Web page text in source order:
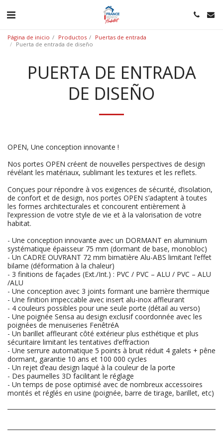
Página de inicio Productos
Puertas de entrada
Puerta de entrada de diseño
PUERTA DE ENTRADA
DE DISEÑO
OPEN, Une conception innovante !
Nos portes OPEN créent de nouvelles perspectives de design
révélant les matériaux, sublimant les textures et les reflets.
Conçues pour répondre à vos exigences de sécurité, d’isolation,
de confort et de design, nos portes OPEN s’adaptent à toutes
les formes architecturales et concourent entièrement à
l’expression de votre style de vie et à la valorisation de votre
habitat.
- Une conception innovante avec un DORMANT en aluminium
systématique épaisseur 75 mm (dormant de base, monobloc)
- Un CADRE OUVRANT 72 mm bimatière Alu-ABS limitant l’effet
bilame (déformation à la chaleur)
- 3 finitions de façades (Ext./Int.) : PVC / PVC – ALU / PVC – ALU
/ALU
- Une conception avec 3 joints formant une barrière thermique
- Une finition impeccable avec insert alu-inox affleurant
- 4 couleurs possibles pour une seule porte (détail au verso)
- Une poignée Sensa au design exclusif coordonnée avec les
poignées de menuiseries FenêtréA
- Un barillet affleurant côté extérieur plus esthétique et plus
sécuritaire limitant les tentatives d’effraction
- Une serrure automatique 5 points à bruit réduit 4 galets + pêne
dormant, garantie 10 ans et 100 000 cycles
- Un rejet d’eau design laqué à la couleur de la porte
- Des paumelles 3D facilitant le réglage
- Un temps de pose optimisé avec de nombreux accessoires
montés et réglés en usine (poignée, barre de tirage, barillet, etc)